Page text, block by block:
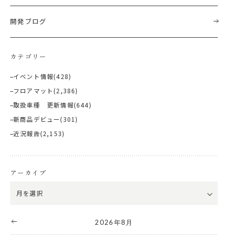
開発ブログ
カテゴリー
イベント情報(428)
フロアマット (2,386)
取扱車種 更新情報(644)
新商品デビュー(301)
近況報告(2,153)
アーカイブ
2026年8月